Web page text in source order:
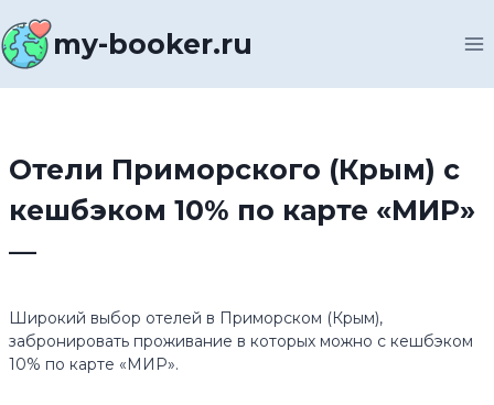
к
содержимомуmy-booker.ru
Отели Приморского (Крым) с
кешбэком 10% по карте «МИР»
—
Широкий выбор отелей в Приморском (Крым),
забронировать проживание в которых можно с кешбэком
10% по карте «МИР».